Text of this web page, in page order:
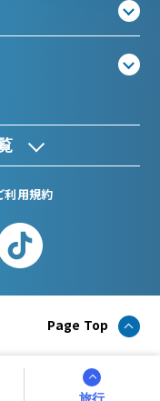
利用規約
Page Top
旅行